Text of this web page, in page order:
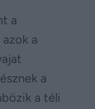
a
a
a
a téli